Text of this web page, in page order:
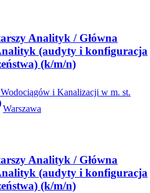
Analityk / Główna
(audyty i konfiguracja
(k/m/n)
i Kanalizacji w m. st.
Warszawa
Analityk / Główna
(audyty i konfiguracja
(k/m/n)